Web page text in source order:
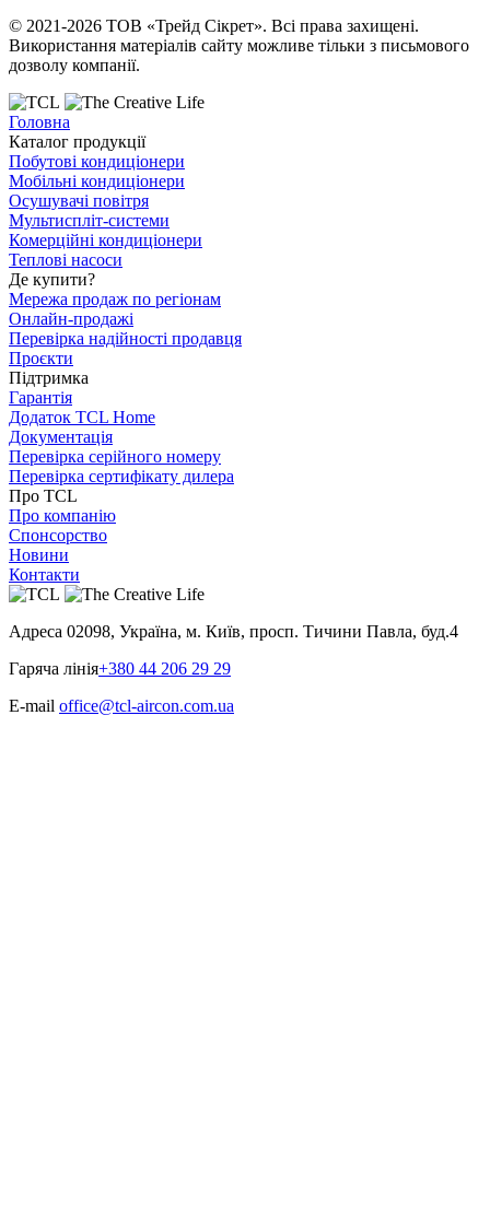
© 2021-2026 ТОВ «Трейд Сікрет». Всі права захищені.
Використання матеріалів сайту можливе тільки з письмового
дозволу компанії.
Головна
Каталог продукції
Побутові кондиціонери
Мобільні кондиціонери
Осушувачі повітря
Мультиспліт-системи
Комерційні кондиціонери
Теплові насоси
Де купити?
Мережа продаж по регіонам
Онлайн-продажі
Перевірка надійності продавця
Проєкти
Підтримка
Гарантія
Додаток TCL Home
Документація
Перевірка серійного номеру
Перевірка сертифікату дилера
Про TCL
Про компанію
Спонсорство
Новини
Контакти
Адреса 02098, Україна, м. Київ, просп. Тичини Павла, буд.4
Гаряча лінія+380 44 206 29 29
E-mail office@tcl-aircon.com.ua